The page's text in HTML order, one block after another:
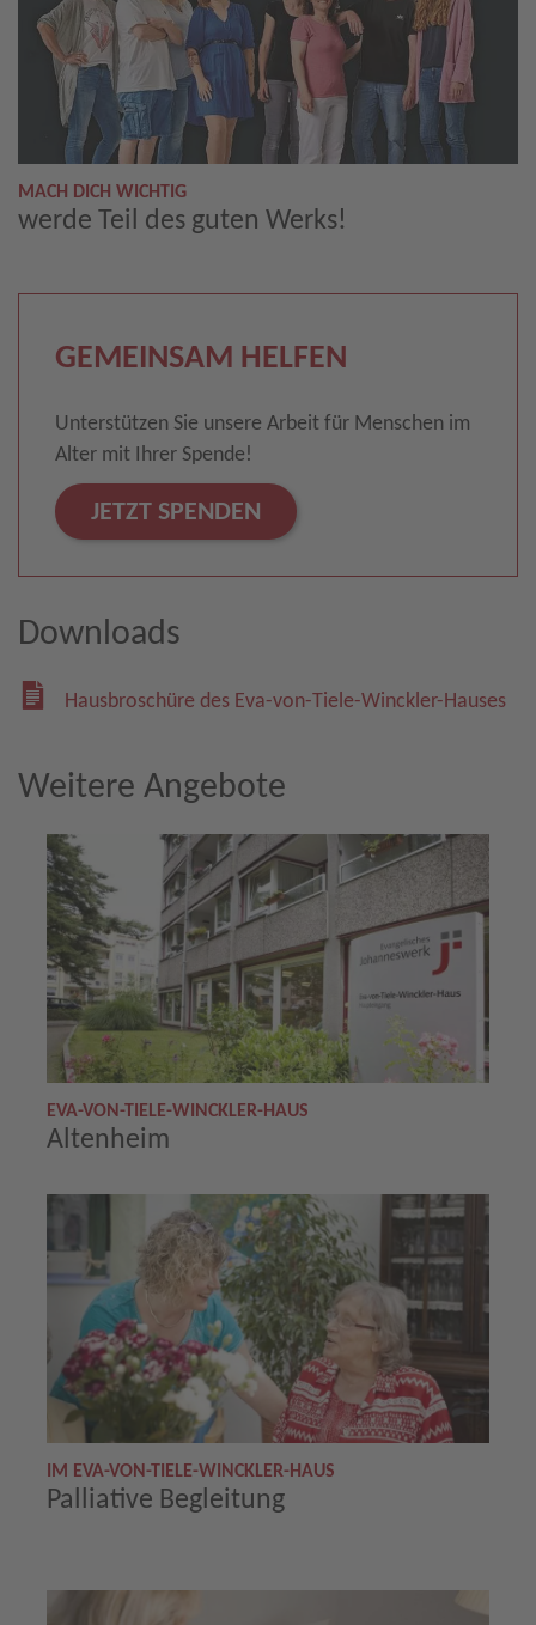
MACH DICH WICHTIG
werde Teil des guten Werks!
GEMEINSAM HELFEN
Unterstützen Sie unsere Arbeit für Menschen im
Alter mit Ihrer Spende!
JETZT SPENDEN
Downloads
Hausbroschüre des Eva-von-Tiele-Winckler-Hauses
Weitere Angebote
EVA-VON-TIELE-WINCKLER-HAUS
Altenheim
IM EVA-VON-TIELE-WINCKLER-HAUS
Palliative Begleitung